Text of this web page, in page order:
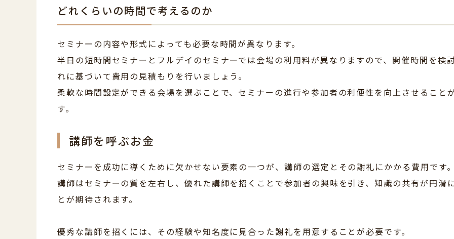
どれくらいの時間で考えるのか
セミナーの内容や形式によっても必要な時間が異なります。
半日の短時間セミナーとフルデイのセミナーでは会場の利用料が異なりますので、開催時間を検
れに基づいて費用の見積もりを行いましょう。
柔軟な時間設定ができる会場を選ぶことで、セミナーの進行や参加者の利便性を向上させること
す。
講師を呼ぶお金
セミナーを成功に導くために欠かせない要素の一つが、講師の選定とその謝礼にかかる費用です
講師はセミナーの質を左右し、優れた講師を招くことで参加者の興味を引き、知識の共有が円滑
とが期待されます。
優秀な講師を招くには、その経験や知名度に見合った謝礼を用意することが必要です。